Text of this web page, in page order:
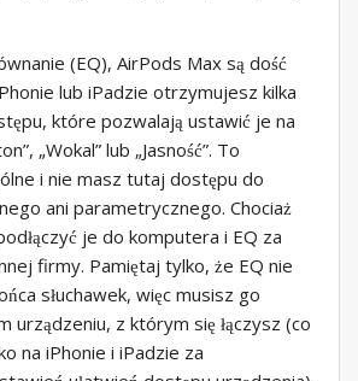
(EQ), AirPods Max są dość
lub iPadzie otrzymujesz kilka
które pozwalają ustawić je na
„Wokal” lub „Jasność”. To
i nie masz tutaj dostępu do
ani parametrycznego. Chociaż
je do komputera i EQ za
firmy. Pamiętaj tylko, że EQ nie
słuchawek, więc musisz go
urządzeniu, z którym się łączysz (co
na iPhonie i iPadzie za